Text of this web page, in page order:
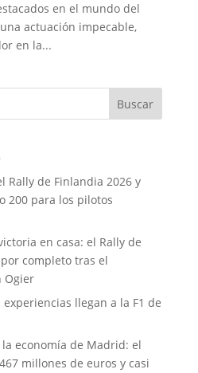
en el mundo del
actuación impecable,
en la...
Buscar
Rally de Finlandia 2026 y
200 para los pilotos
en casa: el Rally de
completo tras el
Ogier
llegan a la F1 de
economía de Madrid: el
millones de euros y casi